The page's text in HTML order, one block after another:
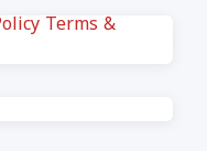
Terms &